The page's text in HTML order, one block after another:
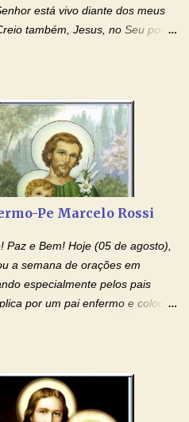
está vivo diante dos meus
também, Jesus, no Seu poder
seja agora derramado
familiares. Eu peço, Senhor
e salvítico deste Sangue,
diabólica que possa estar
também que atenda, em
Eu, desde já, agradeço de
me atenderá. Eu louvo o Pai por
presente de Páscoa. eu
Pe Marcelo Rossi
e Bem! Hoje (05 de agosto),
a semana de orações em
especialmente pelos pais
por um pai enfermo e colocou
Anjos-Devoção e Fé Mensagem
e Facebook: Como foi
uma semana de homenagens